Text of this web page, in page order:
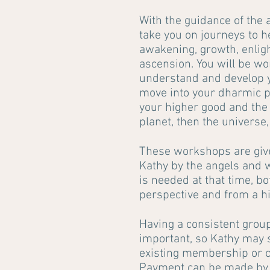
With the guidance of the
take you on journeys to
awakening, growth,
ascension. You will be
understand and
move into your dharmic
your higher good and
planet, then the
These workshops are
Kathy by the angels and
is needed at that time,
perspective and from a
Having a consistent
important, so Kathy may
existing membership or